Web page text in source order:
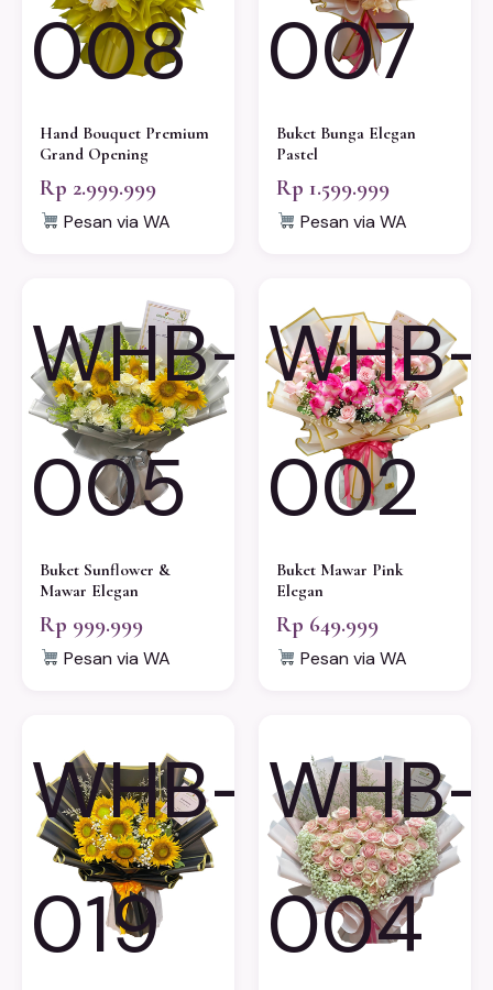
008
Hand Bouquet Premium
Grand Opening
Rp 2.999.999
Pesan via WA
007
Buket Bunga Elegan
Pastel
Rp 1.599.999
Pesan via WA
WHB-
005
Buket Sunflower &
Mawar Elegan
Rp 999.999
Pesan via WA
WHB-
002
Buket Mawar Pink
Elegan
Rp 649.999
Pesan via WA
WHB-
019
WHB-
004